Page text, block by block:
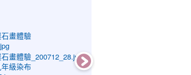
photo-1228
photo-1080